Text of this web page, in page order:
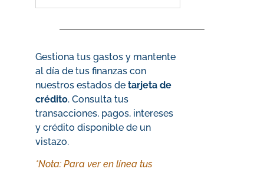
Gestiona tus gastos y mantente
al día de tus finanzas con
nuestros estados de tarjeta de
crédito. Consulta tus
transacciones, pagos, intereses
y crédito disponible de un
vistazo.
*Nota: Para ver en línea tus